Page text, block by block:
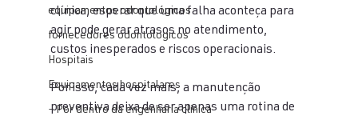
equipamentos odontológicos
fornecedores odontologicos
Hospitais
Equipamentos hospitalares
- Por dentro da engenharia clínica
clínica, esperar que uma falha aconteça para
agir pode gerar atrasos no atendimento,
custos inesperados e riscos operacionais.
Por isso, cada vez mais, a manutenção
preventiva deixa de ser apenas uma rotina de